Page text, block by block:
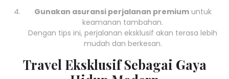
Gunakan asuransi perjalanan premiumuntuk
keamanan tambahan.
Dengan tips ini, perjalanan eksklusif akan terasa lebih
mudah dan berkesan.
Travel Eksklusif Sebagai Gaya